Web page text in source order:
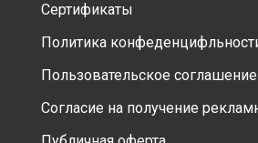
Сертификаты
Политика
Пользовательское соглашение
Согласие на получение